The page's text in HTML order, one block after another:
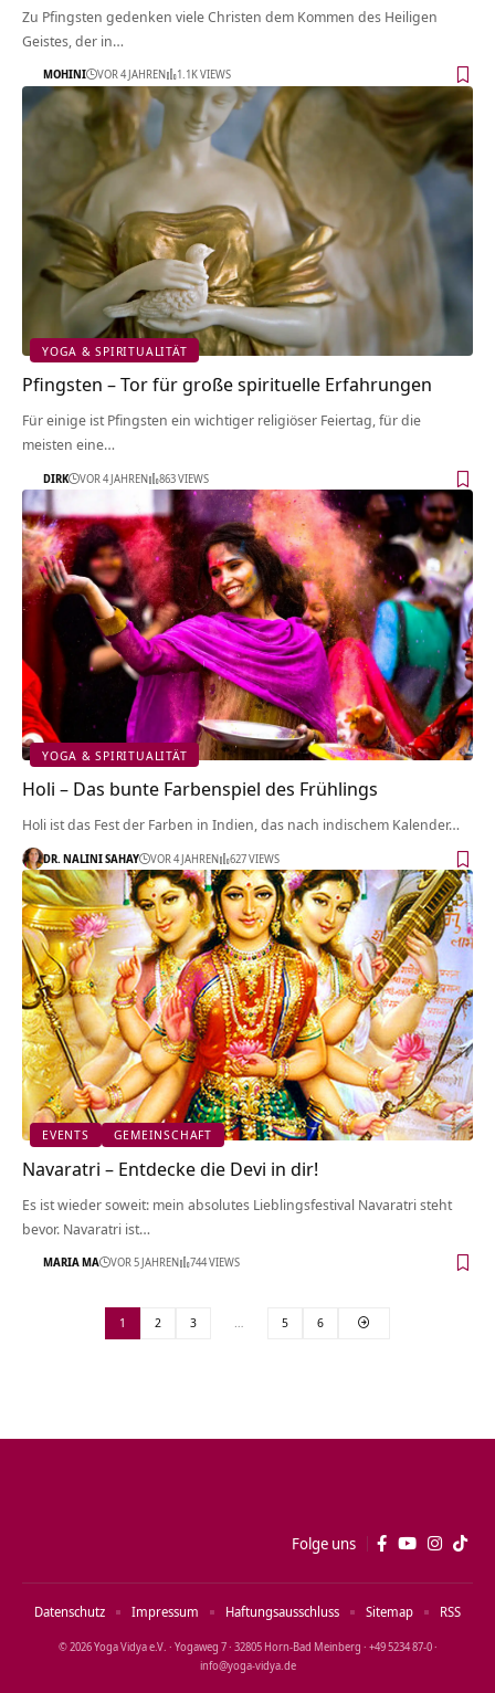
Zu Pfingsten gedenken viele Christen dem Kommen des Heiligen
Geistes, der in…
MOHINI VOR 4 JAHREN 1.1K VIEWS
YOGA & SPIRITUALITÄT
Pfingsten – Tor für große spirituelle Erfahrungen
Für einige ist Pfingsten ein wichtiger religiöser Feiertag, für die
meisten eine…
DIRK VOR 4 JAHREN 863 VIEWS
YOGA & SPIRITUALITÄT
Holi – Das bunte Farbenspiel des Frühlings
Holi ist das Fest der Farben in Indien, das nach indischem Kalender…
DR. NALINI SAHAY VOR 4 JAHREN 627 VIEWS
EVENTS GEMEINSCHAFT
Navaratri – Entdecke die Devi in dir!
Es ist wieder soweit: mein absolutes Lieblingsfestival Navaratri steht
bevor. Navaratri ist…
MARIA MA VOR 5 JAHREN 744 VIEWS
1 2 3 … 5 6
Folge uns
© 2026 Yoga Vidya e.V. · Yogaweg 7 · 32805 Horn‑Bad Meinberg · +49 5234 87‑0 ·
info@yoga‑vidya.de
Datenschutz Impressum Haftungsausschluss Sitemap RSS